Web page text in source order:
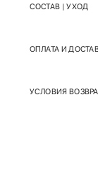
СОСТАВ | УХОД
ОПЛАТА И
УСЛОВИЯ